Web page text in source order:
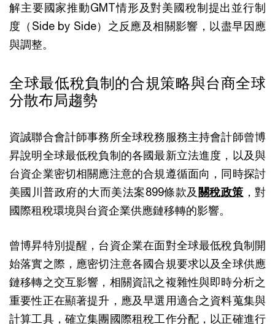
解主要國家推動GMT情形及對美國稅制提出並行制
度（Side by Side）之反應及相關影響，以盡早因應
與調整。
全球最低稅負制的合規策略與台商全球
分散布局趨勢
資誠聯合會計師事務所全球稅務服務主持會計師曾博
昇說明全球最低稅負制的各國最新立法進度，以及與
台資企業密切相關應注意的合規遵循面向，同時探討
美國川普政府的大而美法案899條款及 關稅政策 ，對
國際租稅環境與台資企業供應鏈移轉的影響。
曾博昇特別提醒，台資企業在面對全球最低稅負制開
始落實之際，應密切注意各國合規要求以及全球供應
鏈移轉之交互影響，相關資訊之複雜性與即時分析之
重要性正在顯著提升，應及早選用適合之資料蒐集與
計算工具，確立集團國際租稅工作分配，以正確進行